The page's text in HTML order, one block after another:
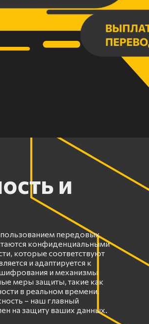
и
передовых
конфиденциальными
которые соответствуют
и адаптируется к
и механизмы
меры защиты, такие как
в реальном времени.
– наш главный
на защиту ваших данных.